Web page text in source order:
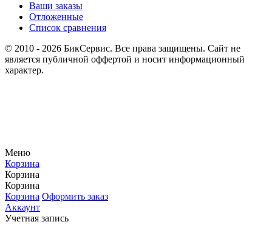
Ваши заказы
Отложенные
Список сравнения
© 2010 - 2026 БикСервис. Все права защищены. Сайт не
является публичной оффертой и носит информационный
характер.
Меню
Корзина
Корзина
Корзина
Корзина Оформить заказ
Аккаунт
Учетная запись